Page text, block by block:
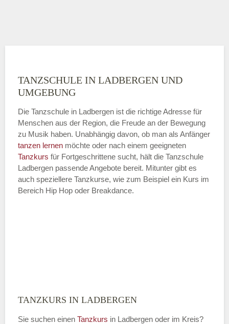
TANZSCHULE IN LADBERGEN UND
UMGEBUNG
Die Tanzschule in Ladbergen ist die richtige Adresse für
Menschen aus der Region, die Freude an der Bewegung
zu Musik haben. Unabhängig davon, ob man als Anfänger
tanzen lernen möchte oder nach einem geeigneten
Tanzkurs für Fortgeschrittene sucht, hält die Tanzschule
Ladbergen passende Angebote bereit. Mitunter gibt es
auch speziellere Tanzkurse, wie zum Beispiel ein Kurs im
Bereich Hip Hop oder Breakdance.
TANZKURS IN LADBERGEN
Sie suchen einen Tanzkurs in Ladbergen oder im Kreis?